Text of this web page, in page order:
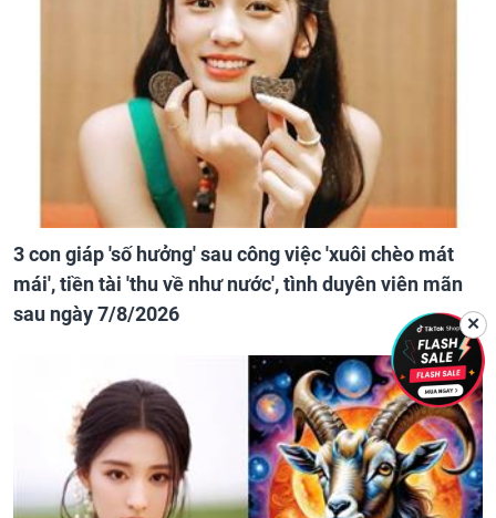
3 con giáp 'số hưởng' sau công việc 'xuôi chèo mát
mái', tiền tài 'thu về như nước', tình duyên viên mãn
sau ngày 7/8/2026
✕